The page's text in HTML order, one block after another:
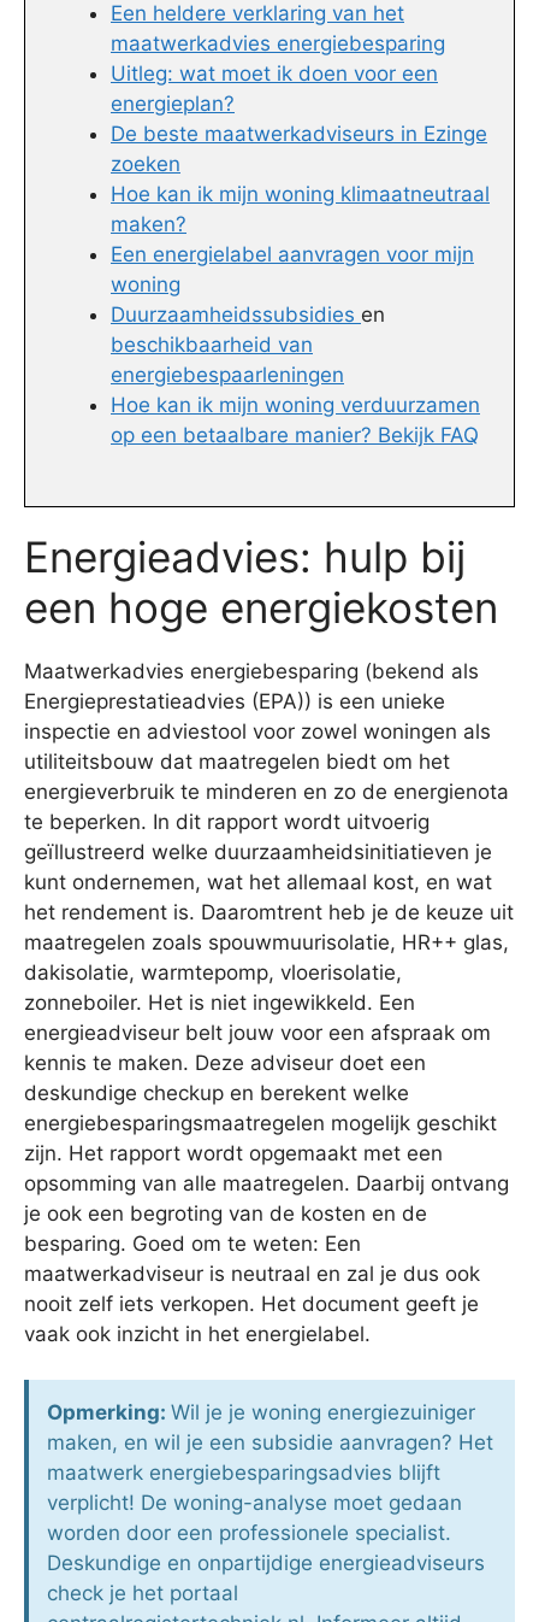
Een heldere verklaring van het
maatwerkadvies energiebesparing
Uitleg: wat moet ik doen voor een
energieplan?
De beste maatwerkadviseurs in Ezinge
zoeken
Hoe kan ik mijn woning klimaatneutraal
maken?
Een energielabel aanvragen voor mijn
woning
Duurzaamheidssubsidies en
beschikbaarheid van
energiebespaarleningen
Hoe kan ik mijn woning verduurzamen
op een betaalbare manier? Bekijk FAQ
Energieadvies: hulp bij
een hoge energiekosten
Maatwerkadvies energiebesparing (bekend als
Energieprestatieadvies (EPA)) is een unieke
inspectie en adviestool voor zowel woningen als
utiliteitsbouw dat maatregelen biedt om het
energieverbruik te minderen en zo de energienota
te beperken. In dit rapport wordt uitvoerig
geïllustreerd welke duurzaamheidsinitiatieven je
kunt ondernemen, wat het allemaal kost, en wat
het rendement is. Daaromtrent heb je de keuze uit
maatregelen zoals spouwmuurisolatie, HR++ glas,
dakisolatie, warmtepomp, vloerisolatie,
zonneboiler. Het is niet ingewikkeld. Een
energieadviseur belt jouw voor een afspraak om
kennis te maken. Deze adviseur doet een
deskundige checkup en berekent welke
energiebesparingsmaatregelen mogelijk geschikt
zijn. Het rapport wordt opgemaakt met een
opsomming van alle maatregelen. Daarbij ontvang
je ook een begroting van de kosten en de
besparing. Goed om te weten: Een
maatwerkadviseur is neutraal en zal je dus ook
nooit zelf iets verkopen. Het document geeft je
vaak ook inzicht in het energielabel.
Opmerking: Wil je je woning energiezuiniger
maken, en wil je een subsidie aanvragen? Het
maatwerk energiebesparingsadvies blijft
verplicht! De woning-analyse moet gedaan
worden door een professionele specialist.
Deskundige en onpartijdige energieadviseurs
check je het portaal